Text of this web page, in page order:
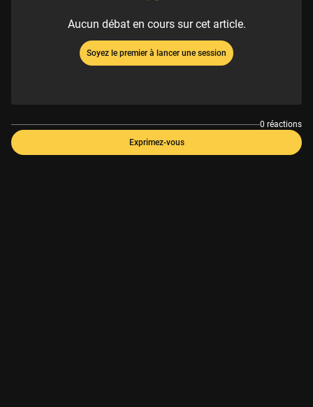
Aucun débat en cours sur cet article.
Soyez le premier à lancer une session
0 réactions
Exprimez-vous